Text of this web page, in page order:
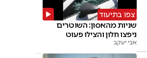
צפו בתיעוד
שניות מהאסון: השוטרים
ניפצו חלון והצילו פעוט
אבי יעקב